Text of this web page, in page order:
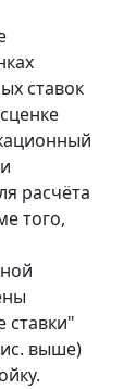
ставок
расчёта
того,
ставки"
выше)